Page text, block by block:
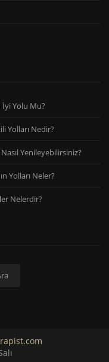
İyi Yolu Mu?
Yolları Nedir?
Yenileyebilirsiniz?
Yolları Neler?
Nelerdir?